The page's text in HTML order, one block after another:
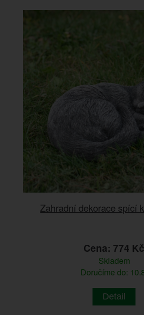
Zahradní dekorace spící
Cena: 774 Kč
Skladem
Doručíme do:
Detail